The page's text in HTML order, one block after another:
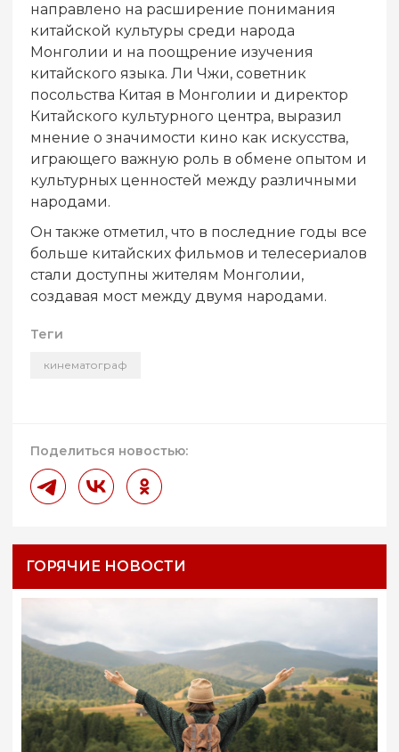
направлено на расширение понимания
китайской культуры среди народа
Монголии и на поощрение изучения
китайского языка. Ли Чжи, советник
посольства Китая в Монголии и директор
Китайского культурного центра, выразил
мнение о значимости кино как искусства,
играющего важную роль в обмене опытом и
культурных ценностей между различными
народами.
Он также отметил, что в последние годы все
больше китайских фильмов и телесериалов
стали доступны жителям Монголии,
создавая мост между двумя народами.
Теги
кинематограф
Поделиться новостью:
ГОРЯЧИЕ НОВОСТИ